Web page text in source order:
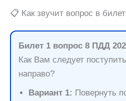
📋 Как звучит вопрос в
Билет 1 вопрос 8 ПДД
Как Вам следует
направо?
Вариант 1: Повернуть